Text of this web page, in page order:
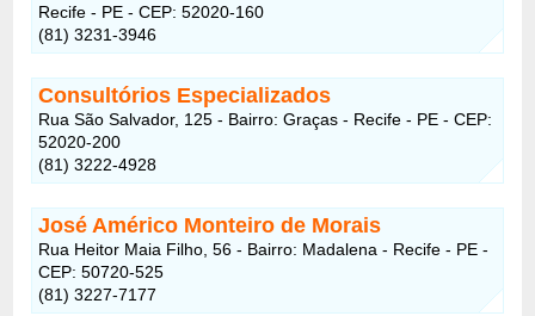
Recife - PE - CEP: 52020-160
(81) 3231-3946
Consultórios Especializados
Rua São Salvador, 125 - Bairro: Graças - Recife - PE - CEP:
52020-200
(81) 3222-4928
José Américo Monteiro de Morais
Rua Heitor Maia Filho, 56 - Bairro: Madalena - Recife - PE -
CEP: 50720-525
(81) 3227-7177